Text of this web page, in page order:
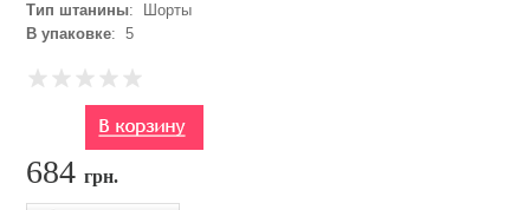
Тип штанины: Шорты
В упаковке: 5
684грн.